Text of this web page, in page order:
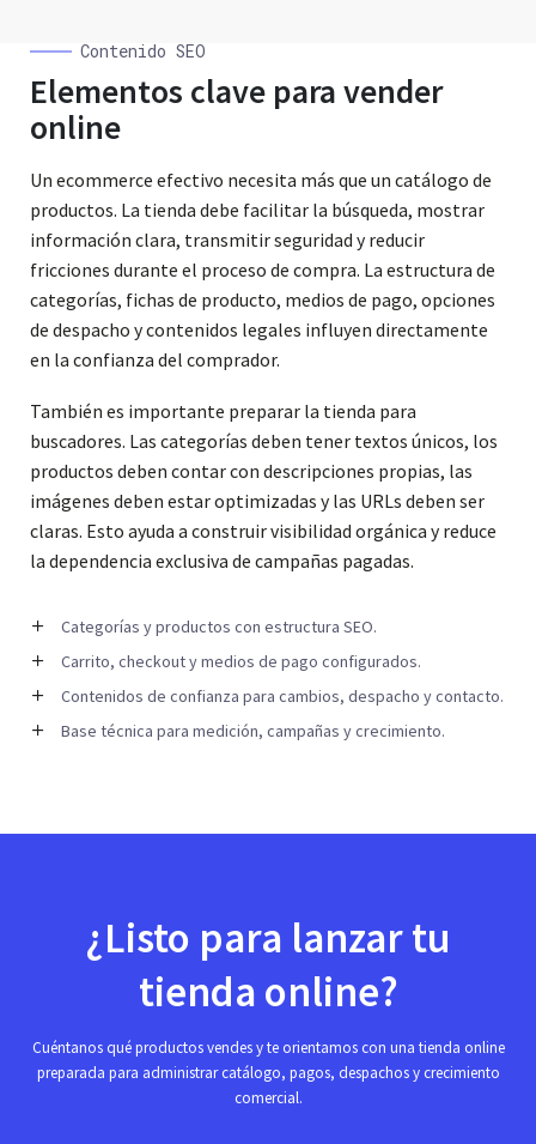
Contenido SEO
Elementos clave para vender
online
Un ecommerce efectivo necesita más que un catálogo de
productos. La tienda debe facilitar la búsqueda, mostrar
información clara, transmitir seguridad y reducir
fricciones durante el proceso de compra. La estructura de
categorías, fichas de producto, medios de pago, opciones
de despacho y contenidos legales influyen directamente
en la confianza del comprador.
También es importante preparar la tienda para
buscadores. Las categorías deben tener textos únicos, los
productos deben contar con descripciones propias, las
imágenes deben estar optimizadas y las URLs deben ser
claras. Esto ayuda a construir visibilidad orgánica y reduce
la dependencia exclusiva de campañas pagadas.
Categorías y productos con estructura SEO.
Carrito, checkout y medios de pago configurados.
Contenidos de confianza para cambios, despacho y contacto.
Base técnica para medición, campañas y crecimiento.
¿Listo para lanzar tu
tienda online?
Cuéntanos qué productos vendes y te orientamos con una tienda online
preparada para administrar catálogo, pagos, despachos y crecimiento
comercial.